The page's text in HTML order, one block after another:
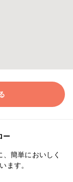
ー
簡単においしく
ます。